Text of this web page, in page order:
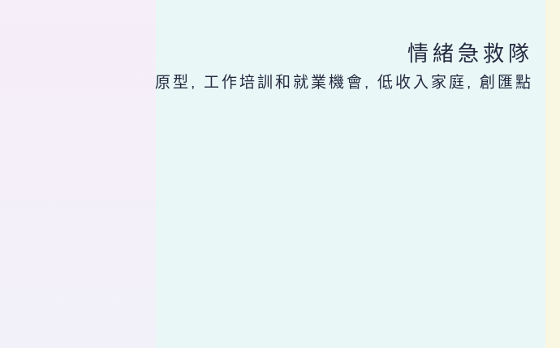
情緒急救隊
原型, 工作培訓和就業機會, 低收入家庭, 創匯點